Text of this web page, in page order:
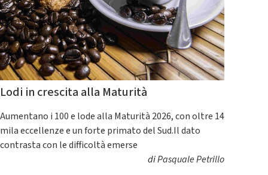
Lodi in crescita alla Maturità
Aumentano i 100 e lode alla Maturità 2026, con oltre 14
mila eccellenze e un forte primato del Sud.Il dato
contrasta con le difficoltà emerse
diPasquale Petrillo